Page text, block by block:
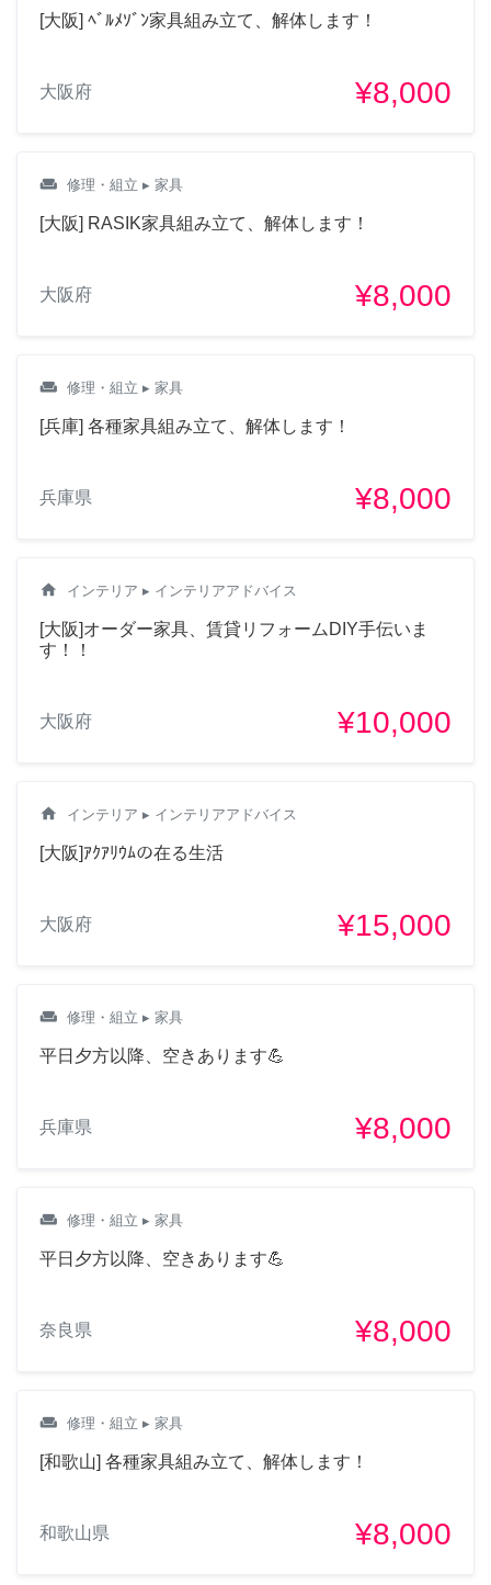
[大阪] ﾍﾞﾙﾒｿﾞﾝ家具組み立て、解体します！
大阪府 ¥8,000
weekend 修理・組立 ▸ 家具
[大阪] RASIK家具組み立て、解体します！
大阪府 ¥8,000
weekend 修理・組立 ▸ 家具
[兵庫] 各種家具組み立て、解体します！
兵庫県 ¥8,000
home インテリア ▸ インテリアアドバイス
[大阪]オーダー家具、賃貸リフォームDIY手伝いま
す！！
大阪府 ¥10,000
home インテリア ▸ インテリアアドバイス
[大阪]ｱｸｱﾘｳﾑの在る生活
大阪府 ¥15,000
weekend 修理・組立 ▸ 家具
平日夕方以降、空きあります💪
兵庫県 ¥8,000
weekend 修理・組立 ▸ 家具
平日夕方以降、空きあります💪
奈良県 ¥8,000
weekend 修理・組立 ▸ 家具
[和歌山] 各種家具組み立て、解体します！
和歌山県 ¥8,000